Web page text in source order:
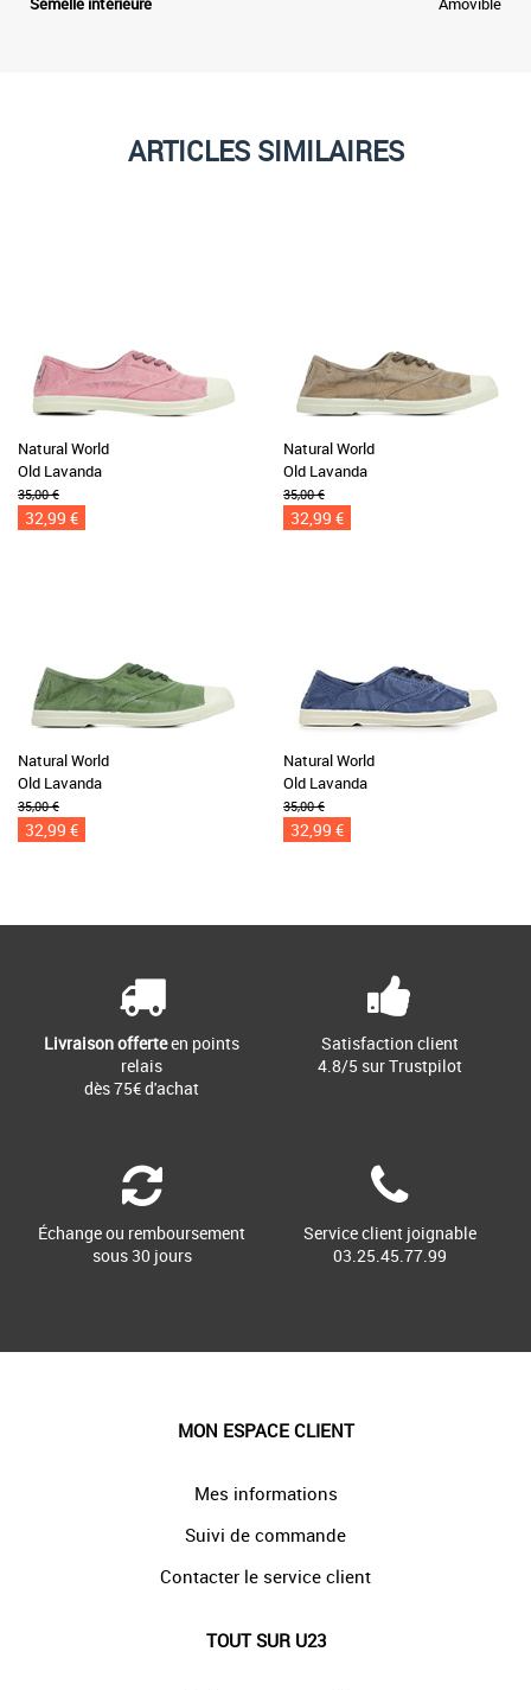
ARTICLES SIMILAIRES
Natural World
Old Lavanda
35,00 €
32,99 €
Natural World
Old Lavanda
35,00 €
32,99 €
Natural World
Old Lavanda
35,00 €
32,99 €
Natural World
Old Lavanda
35,00 €
32,99 €
Livraison offerteen points
relais
dès 75€ d'achat
Satisfaction client
4.8/5 sur Trustpilot
Échange ou remboursement
sous 30 jours
Service client joignable
03.25.45.77.99
MON ESPACE CLIENT
Mes informations
Suivi de commande
Contacter le service client
TOUT SUR U23